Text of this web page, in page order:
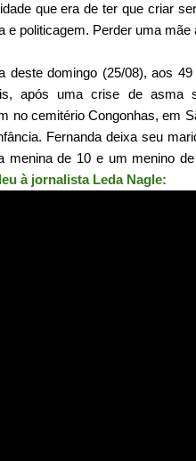
que era de ter que criar
e politicagem. Perder uma
deste domingo (25/08), aos
após uma crise de asma
no cemitério Congonhas, em
Fernanda deixa seu
menina de 10 e um menino
à jornalista Leda Nagle: